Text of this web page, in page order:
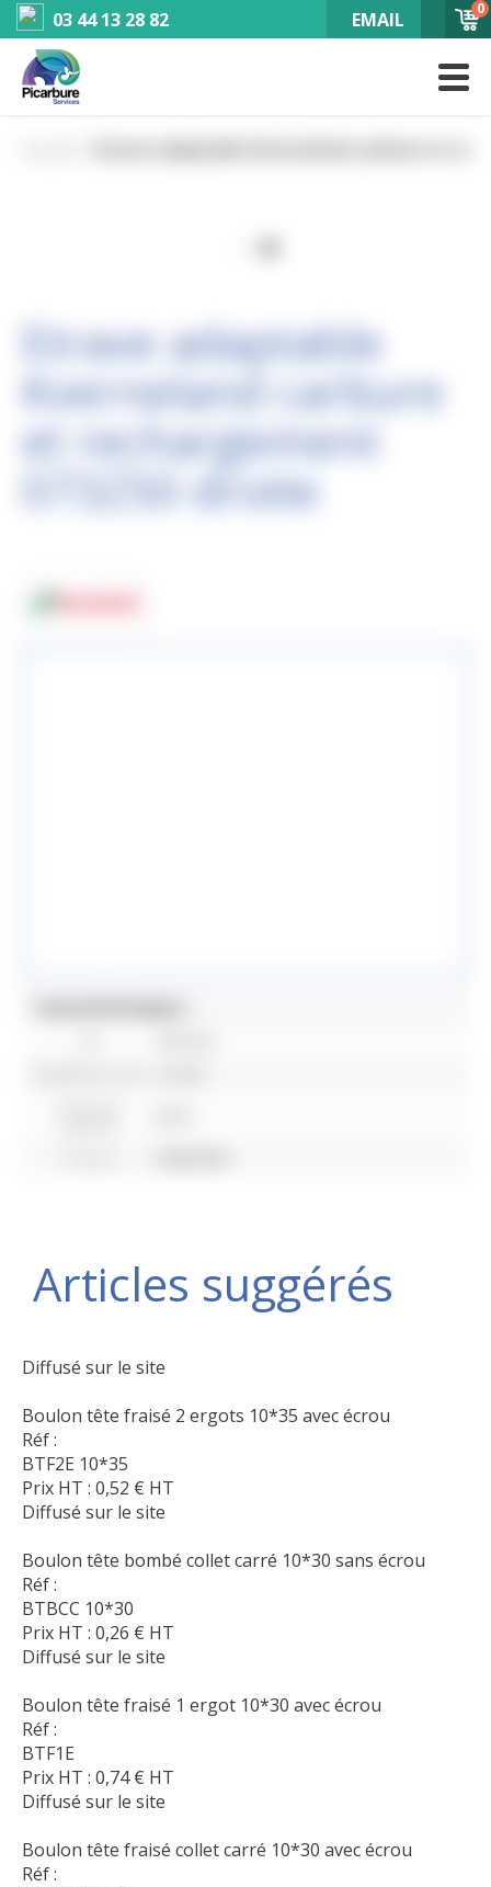
03 44 13 28 82 EMAIL 0
Etrave adaptable
Kverneland carbure
et rechargement
073250 droite
Articles suggérés
Diffusé sur le site
Boulon tête fraisé 2 ergots 10*35 avec écrou
Réf :
BTF2E 10*35
Prix HT : 0,52 € HT
Diffusé sur le site
Boulon tête bombé collet carré 10*30 sans écrou
Réf :
BTBCC 10*30
Prix HT : 0,26 € HT
Diffusé sur le site
Boulon tête fraisé 1 ergot 10*30 avec écrou
Réf :
BTF1E
Prix HT : 0,74€ HT
Diffusé sur le site
Boulon tête fraisé collet carré 10*30 avec écrou
Réf :